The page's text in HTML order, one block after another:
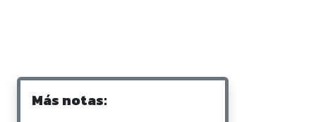
Más notas: